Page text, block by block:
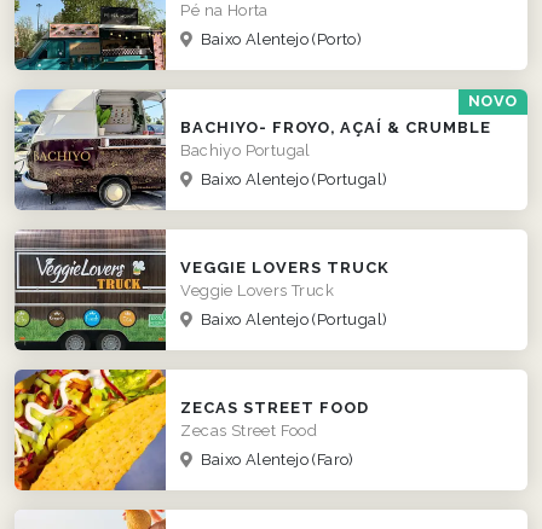
Pé na Horta
Baixo Alentejo(Porto)
NOVO
BACHIYO- FROYO, AÇAÍ & CRUMBLE
Bachiyo Portugal
Baixo Alentejo(Portugal)
VEGGIE LOVERS TRUCK
Veggie Lovers Truck
Baixo Alentejo(Portugal)
ZECAS STREET FOOD
Zecas Street Food
Baixo Alentejo(Faro)